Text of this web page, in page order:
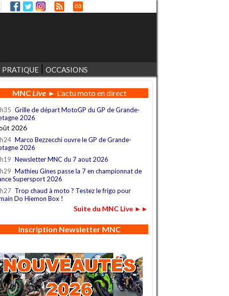
PRATIQUE OCCASIONS
MNCLive► L'actu moto en direct
Grille de départ MotoGP du GP de Grande-
2026
2026
Marco Bezzecchi ouvre le GP de Grande-
2026
Newsletter MNC du 7 aout 2026
Mathieu Gines passe la 7 en championnat de
Supersport 2026
Trop chaud à moto ? Testez le frigo pour
Do Hiemon Box !
Suite du MNC Live ►►
Inscription Newsletter MNC